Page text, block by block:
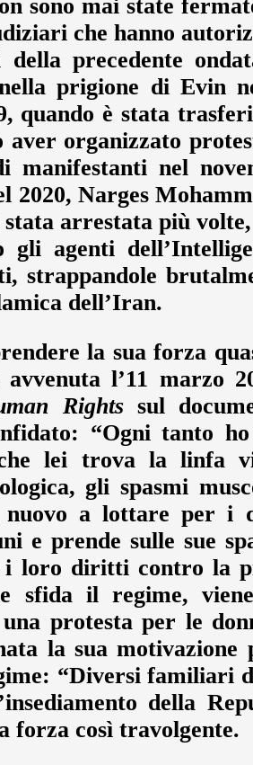
sono mai state
che hanno
della precedente
prigione di Evin
quando è stata
aver organizzato
manifestanti nel
2020, Narges
stata arrestata più
gli agenti
strappandole
dell’Iran.
la sua forza
avvenuta l’11 marzo
Rightssul
“Ogni tanto
lei trova la linfa
gli spasmi
a lottare per i
e prende sulle sue
i loro diritti contro la
sfida il regime,
protesta per le
la sua
“Diversi familiari
della
forza così travolgente.